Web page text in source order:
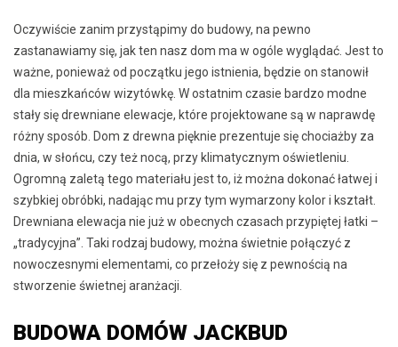
Oczywiście zanim przystąpimy do budowy, na pewno
zastanawiamy się, jak ten nasz dom ma w ogóle wyglądać. Jest to
ważne, ponieważ od początku jego istnienia, będzie on stanowił
dla mieszkańców wizytówkę. W ostatnim czasie bardzo modne
stały się drewniane elewacje, które projektowane są w naprawdę
różny sposób. Dom z drewna pięknie prezentuje się chociażby za
dnia, w słońcu, czy też nocą, przy klimatycznym oświetleniu.
Ogromną zaletą tego materiału jest to, iż można dokonać łatwej i
szybkiej obróbki, nadając mu przy tym wymarzony kolor i kształt.
Drewniana elewacja nie już w obecnych czasach przypiętej łatki –
„tradycyjna”. Taki rodzaj budowy, można świetnie połączyć z
nowoczesnymi elementami, co przełoży się z pewnością na
stworzenie świetnej aranżacji.
BUDOWA DOMÓW JACKBUD